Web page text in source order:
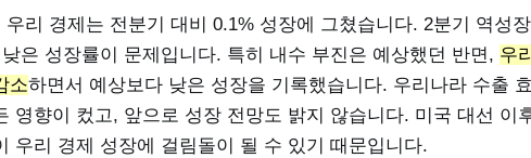
우리 경제는 전분기 대비 0.1% 성장에 그쳤습니다. 2분기 역성
은 성장률이 문제입니다. 특히 내수 부진은 예상했던 반면, 우
소하면서 예상보다 낮은 성장을 기록했습니다. 우리나라 수출
영향이 컸고, 앞으로 성장 전망도 밝지 않습니다. 미국 대선 이
우리 경제 성장에 걸림돌이 될 수 있기 때문입니다.